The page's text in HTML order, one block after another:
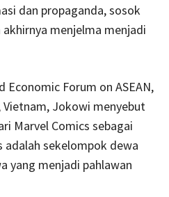
dan propaganda, sosok
menjelma menjadi
Economic Forum on ASEAN,
Jokowi menyebut
Marvel Comics sebagai
adalah sekelompok dewa
yang menjadi pahlawan